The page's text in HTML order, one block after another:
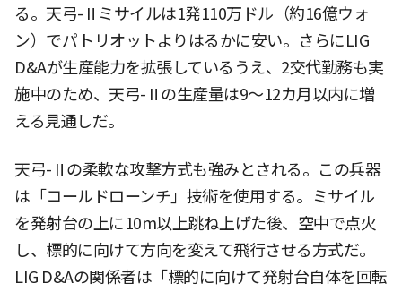
る。天弓-Ⅱミサイルは1発110万ドル（約16億ウォ
ン）でパトリオットよりはるかに安い。さらにLIG
D&Aが生産能力を拡張しているうえ、2交代勤務も実
施中のため、天弓-Ⅱの生産量は9〜12カ月以内に増
える見通しだ。
天弓-Ⅱの柔軟な攻撃方式も強みとされる。この兵器
は「コールドローンチ」技術を使用する。ミサイル
を発射台の上に10m以上跳ね上げた後、空中で点火
し、標的に向けて方向を変えて飛行させる方式だ。
LIG D&Aの関係者は「標的に向けて発射台自体を回転